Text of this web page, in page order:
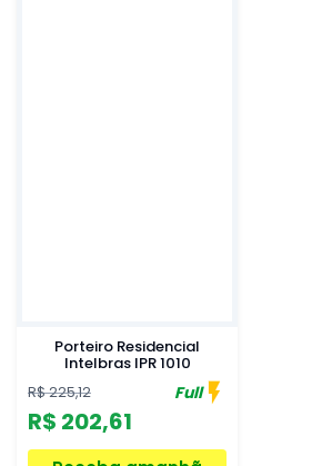
Porteiro Residencial
Intelbras IPR 1010
R$ 225,12 Full
R$ 202,61